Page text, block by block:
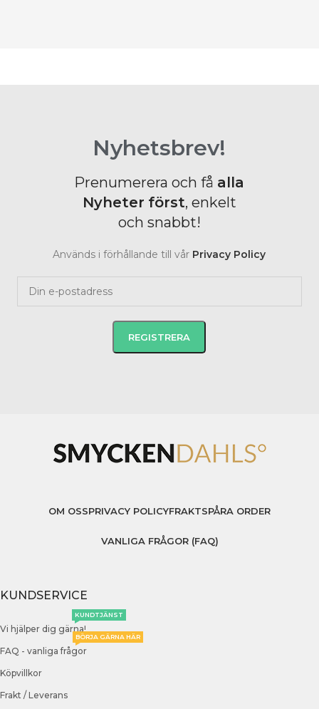
Nyhetsbrev!
Prenumerera och få alla
Nyheter först, enkelt
och snabbt!
Används i förhållande till vår Privacy Policy
OM OSSPRIVACY POLICYFRAKTSPÅRA ORDER
VANLIGA FRÅGOR (FAQ)
KUNDSERVICE
Vi hjälper dig gärna!
KUNDTJÄNST
FAQ - vanliga frågor
BÖRJA GÄRNA HÄR
Köpvillkor
Frakt / Leverans